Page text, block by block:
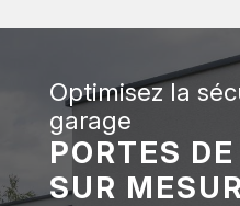
Optimisez la
garage
PORTES
SUR